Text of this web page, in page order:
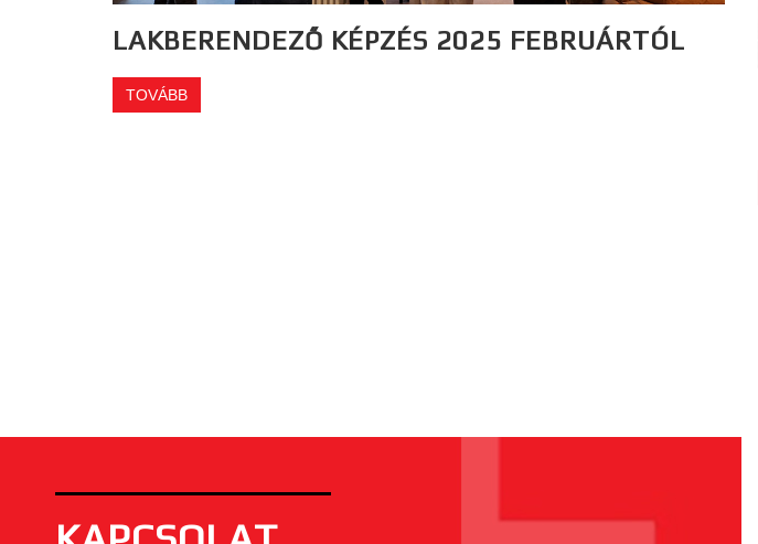
LAKBERENDEZŐ KÉPZÉS 2025 FEBRUÁRTÓL
TOVÁBB